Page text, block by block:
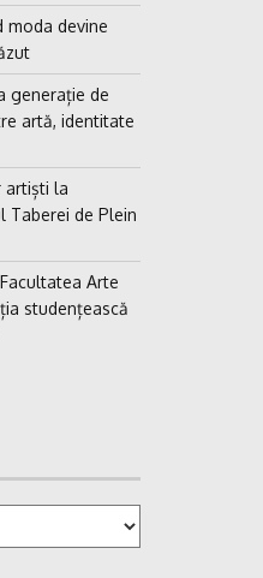
moda devine
generație de
artă, identitate
artiști la
Taberei de Plein
Arte
studențească